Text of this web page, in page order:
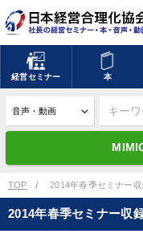
経営セミナー 本
キーワードを入力
デジタル版対応のみ
search
TOP 2014年春季セミナー
2014年春季セミナー収